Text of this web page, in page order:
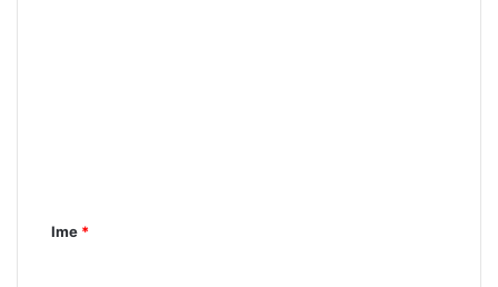
aIme *